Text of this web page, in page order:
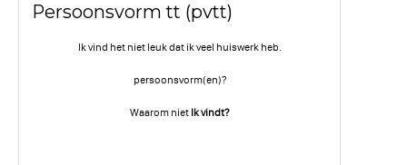
Persoonsvorm tt (pvtt)
Ik vind het niet leuk dat ik veel huiswerk heb.
persoonsvorm(en)?
Waarom niet Ik vindt?